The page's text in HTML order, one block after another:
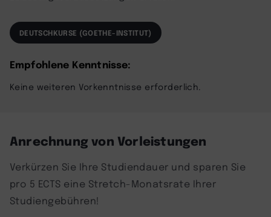
DEUTSCHKURSE (GOETHE-INSTITUT)
Empfohlene Kenntnisse:
Keine weiteren Vorkenntnisse erforderlich.
Anrechnung von Vorleistungen
Verkürzen Sie Ihre Studiendauer und sparen Sie
pro 5 ECTS eine Stretch-Monatsrate Ihrer
Studiengebühren!